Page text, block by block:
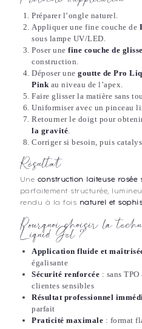
Préparer l’ongle naturel.
Appliquer une fine couche de
sous lampe UV/LED.
Poser une fine couche de
construction.
Déposer une goutte de Pro
Pink au niveau de l’apex.
Faire glisser la matière sans
Uniformiser avec un pinceau
Retourner le doigt pour
la gravité.
Corriger si besoin, puis
Résultat
Une construction laiteuse rosée
parfaitement structurée,
rendu à la fois naturel et
Pourquoi choisir la
Liquid Gel ?
Application fluide et
égalisante
Sécurité renforcée : sans
clientes sensibles
Résultat professionnel
parfait
Praticité maximale : format